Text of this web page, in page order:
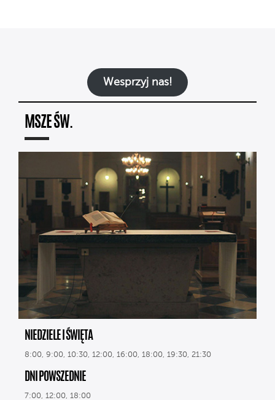
Wesprzyj nas!
MSZE ŚW.
NIEDZIELE I ŚWIĘTA
8:00, 9:00, 10:30, 12:00, 16:00, 18:00, 19:30, 21:30
DNI POWSZEDNIE
7:00, 12:00, 18:00